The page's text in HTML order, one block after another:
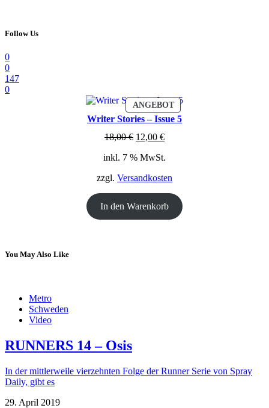
Follow Us
0
0
147
0
ANGEBOTPRODUKT
IM
ANGEBOT
Writer Stories – Issue 5
18,00€ Ursprünglicher
war:
12,00 €Aktueller
ist:
inkl. 7 % MwSt.
zzgl. Versandkosten
In den Warenkorb
You May Also Like
Metro
Schweden
Video
RUNNERS 14 – Osis
In der mittlerweile vierzehnten Folge der Runner Serie von Spray
Daily, gibt es
29. April 2019